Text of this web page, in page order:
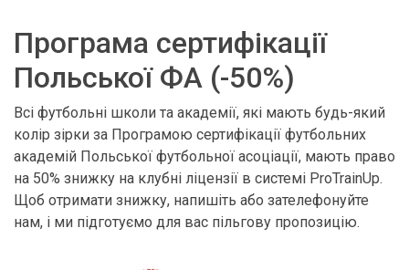
Програма сертифікації
Польської ФА (-50%)
Всі футбольні школи та академії, які мають будь-який
колір зірки за Програмою сертифікації футбольних
академій Польської футбольної асоціації, мають право
на 50% знижку на клубні ліцензії в системі ProTrainUp.
Щоб отримати знижку, напишіть або зателефонуйте
нам, і ми підготуємо для вас пільгову пропозицію.